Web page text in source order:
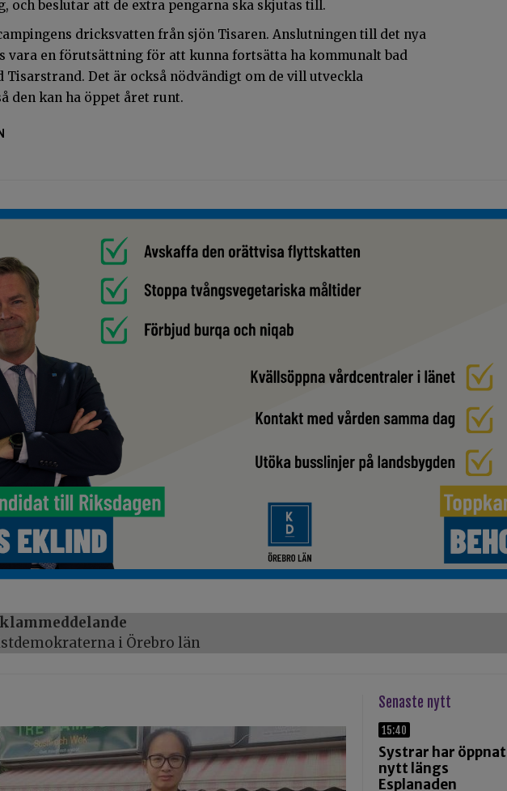
och beslutar att de extra pengarna ska skjutas till.
dricksvatten från sjön Tisaren. Anslutningen till det nya
vara en förutsättning för att kunna fortsätta ha kommunalt bad
Tisarstrand. Det är också nödvändigt om de vill utveckla
den kan ha öppet året runt.
i Örebro län
Senaste nytt
15:40
Systrar har öppnat
nytt längs
Esplanaden